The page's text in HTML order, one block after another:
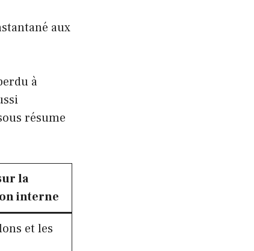
aux
à
résume
la
interne
et les